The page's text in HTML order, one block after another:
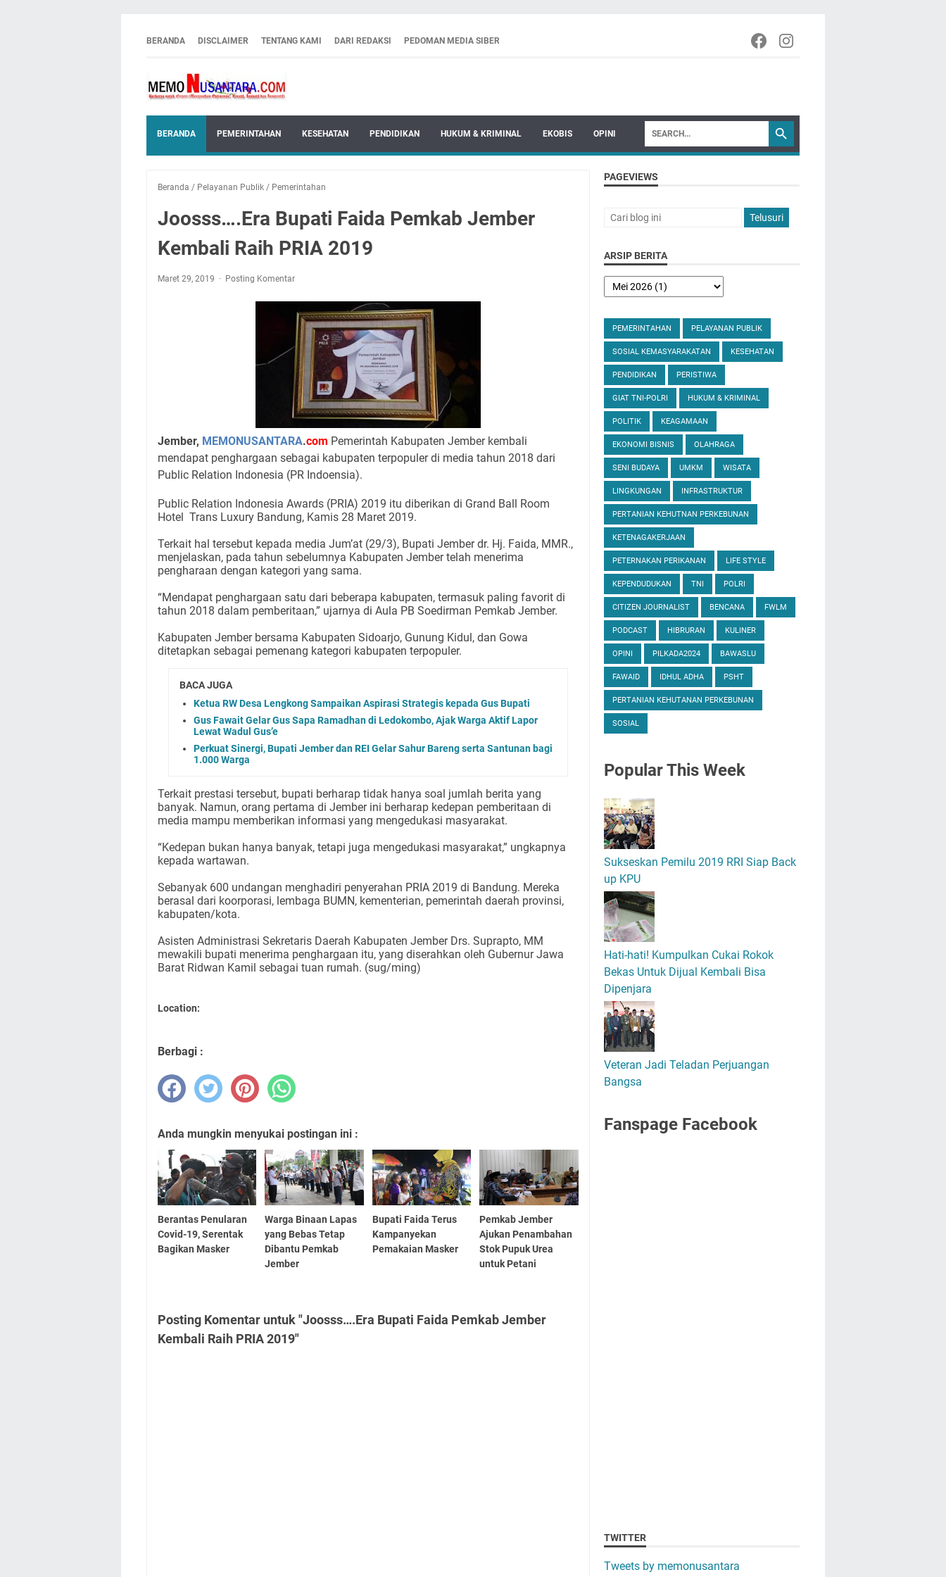
BERANDA DISCLAIMER TENTANG KAMI DARI REDAKSI PEDOMAN MEDIA SIBER
BERANDA PEMERINTAHAN KESEHATAN PENDIDIKAN HUKUM & KRIMINAL EKOBIS OPINI
Beranda / Pelayanan Publik / Pemerintahan
Joosss….Era Bupati Faida Pemkab Jember
Kembali Raih PRIA 2019
Maret 29, 2019 Posting Komentar
Jember, MEMONUSANTARA.com Pemerintah Kabupaten Jember kembali
mendapat penghargaan sebagai kabupaten terpopuler di media tahun 2018 dari
Public Relation Indonesia (PR Indoensia).
Public Relation Indonesia Awards (PRIA) 2019 itu diberikan di Grand Ball Room
Hotel Trans Luxury Bandung, Kamis 28 Maret 2019.
Terkait hal tersebut kepada media Jum’at (29/3), Bupati Jember dr. Hj. Faida, MMR.,
menjelaskan, pada tahun sebelumnya Kabupaten Jember telah menerima
pengharaan dengan kategori yang sama.
“Mendapat penghargaan satu dari beberapa kabupaten, termasuk paling favorit di
tahun 2018 dalam pemberitaan,” ujarnya di Aula PB Soedirman Pemkab Jember.
Kabupaten Jember bersama Kabupaten Sidoarjo, Gunung Kidul, dan Gowa
ditetapkan sebagai pemenang kategori kabupaten terpopuler.
BACA JUGA
Ketua RW Desa Lengkong Sampaikan Aspirasi Strategis kepada Gus Bupati
Gus Fawait Gelar Gus Sapa Ramadhan di Ledokombo, Ajak Warga Aktif Lapor
Lewat Wadul Gus’e
Perkuat Sinergi, Bupati Jember dan REI Gelar Sahur Bareng serta Santunan bagi
1.000 Warga
Terkait prestasi tersebut, bupati berharap tidak hanya soal jumlah berita yang
banyak. Namun, orang pertama di Jember ini berharap kedepan pemberitaan di
media mampu memberikan informasi yang mengedukasi masyarakat.
“Kedepan bukan hanya banyak, tetapi juga mengedukasi masyarakat,” ungkapnya
kepada wartawan.
Sebanyak 600 undangan menghadiri penyerahan PRIA 2019 di Bandung. Mereka
berasal dari koorporasi, lembaga BUMN, kementerian, pemerintah daerah provinsi,
kabupaten/kota.
Asisten Administrasi Sekretaris Daerah Kabupaten Jember Drs. Suprapto, MM
mewakili bupati menerima penghargaan itu, yang diserahkan oleh Gubernur Jawa
Barat Ridwan Kamil sebagai tuan rumah. (sug/ming)
Location:
Berbagi :
Anda mungkin menyukai postingan ini :
Berantas Penularan
Covid-19, Serentak
Bagikan Masker
Warga Binaan Lapas
yang Bebas Tetap
Dibantu Pemkab
Jember
Bupati Faida Terus
Kampanyekan
Pemakaian Masker
Pemkab Jember
Ajukan Penambahan
Stok Pupuk Urea
untuk Petani
Posting Komentar untuk "Joosss….Era Bupati Faida Pemkab Jember
Kembali Raih PRIA 2019"
PAGEVIEWS
ARSIP BERITA
PEMERINTAHAN PELAYANAN PUBLIK
SOSIAL KEMASYARAKATAN KESEHATAN
PENDIDIKAN PERISTIWA
GIAT TNI-POLRI HUKUM & KRIMINAL
POLITIK KEAGAMAAN
EKONOMI BISNIS OLAHRAGA
SENI BUDAYA UMKM WISATA
LINGKUNGAN INFRASTRUKTUR
PERTANIAN KEHUTNAN PERKEBUNAN
KETENAGAKERJAAN
PETERNAKAN PERIKANAN LIFE STYLE
KEPENDUDUKAN TNI POLRI
CITIZEN JOURNALIST BENCANA FWLM
PODCAST HIBRURAN KULINER
OPINI PILKADA2024 BAWASLU
FAWAID IDHUL ADHA PSHT
PERTANIAN KEHUTANAN PERKEBUNAN
SOSIAL
PopularThis Week
Sukseskan Pemilu 2019 RRI Siap Back
up KPU
Hati-hati! Kumpulkan Cukai Rokok
Bekas Untuk Dijual Kembali Bisa
Dipenjara
Veteran Jadi Teladan Perjuangan
Bangsa
Fanspage Facebook
TWITTER
Tweets by memonusantara